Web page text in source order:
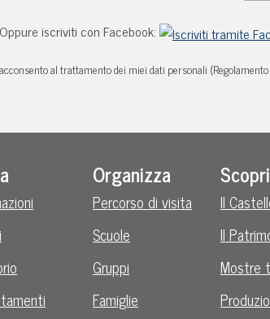
Oppure iscriviti con Facebook:
al trattamento dei miei dati personali
Organizza
Percorso di visita
Scuole
Gruppi
Famiglie
Scopri
Il
Il
Mostre